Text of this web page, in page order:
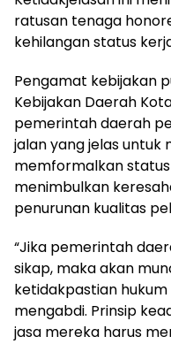
ratusan tenaga
kehilangan status
Pengamat kebijakan
Kebijakan Daerah
pemerintah daerah
jalan yang jelas untuk
memformalkan status
menimbulkan
penurunan kualitas
“Jika pemerintah
sikap, maka akan
ketidakpastian
mengabdi. Prinsip
jasa mereka harus